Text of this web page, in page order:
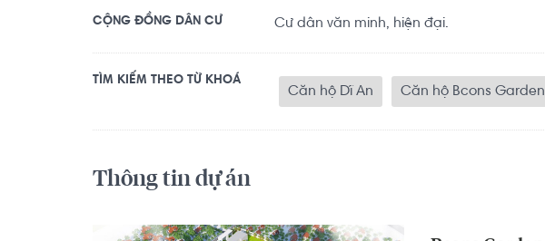
CỘNG ĐỒNG DÂN CƯ Cư dân văn minh, hiện đại.
TÌM KIẾM THEO TỪ KHOÁ
Căn hộ Dĩ An Căn hộ Bcons Garden
Thông tin dự án